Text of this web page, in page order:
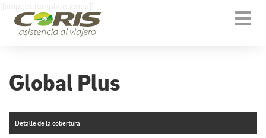
Global Plus
Detalle de la cobertura